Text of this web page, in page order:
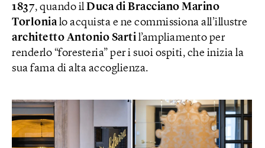
1837, quando il Duca di Bracciano Marino
Torlonialo acquista e ne commissiona all’illustre
architetto Antonio Sartil’ampliamento per
renderlo “foresteria” per i suoi ospiti, che inizia la
sua fama di alta accoglienza.